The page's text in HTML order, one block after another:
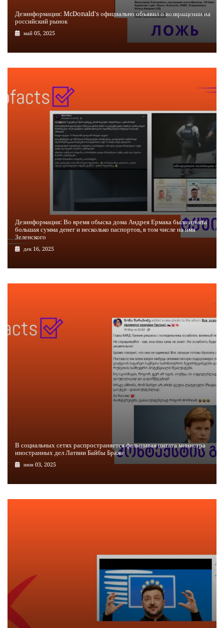
Дезинформация: McDonald's официально объявил о возвращении на
российский рынок
май 05, 2025
Дезинформация: Во время обыска дома Андрея Ермака была изъята
большая сумма денег и несколько паспортов, в том числе на имя
Зеленского
дек 16, 2025
В социальных сетях распространяется фальшивая цитата министра
иностранных дел Латвии Байбы Браже
июн 03, 2025